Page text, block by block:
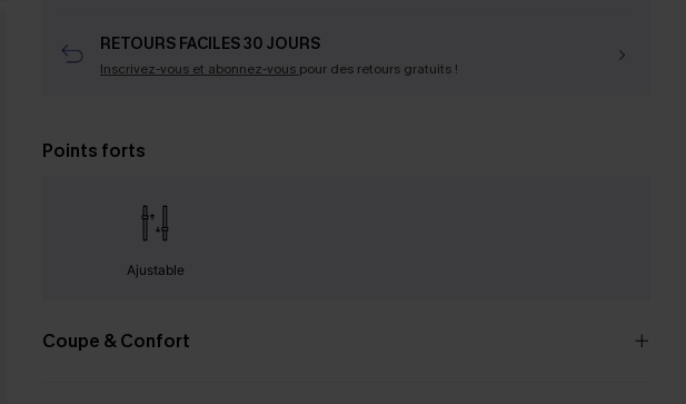
RETOURS FACILES 30 JOURS
Inscrivez-vous et abonnez-vous pour des retours gratuits !
Points forts
Ajustable
Coupe & Confort